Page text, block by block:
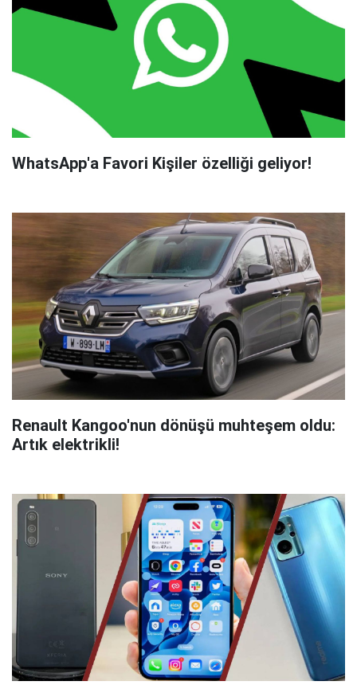
WhatsApp'a Favori Kişiler özelliği geliyor!
Renault Kangoo'nun dönüşü muhteşem oldu:
Artık elektrikli!